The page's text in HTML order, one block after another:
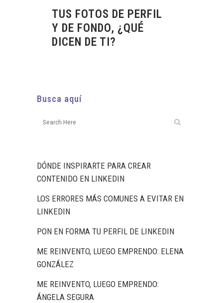
TUS FOTOS DE PERFIL
Y DE FONDO, ¿QUÉ
DICEN DE TI?
Busca aquí
DÓNDE INSPIRARTE PARA CREAR
CONTENIDO EN LINKEDIN
LOS ERRORES MÁS COMUNES A EVITAR EN
LINKEDIN
PON EN FORMA TU PERFIL DE LINKEDIN
ME REINVENTO, LUEGO EMPRENDO: ELENA
GONZÁLEZ
ME REINVENTO, LUEGO EMPRENDO:
ÁNGELA SEGURA